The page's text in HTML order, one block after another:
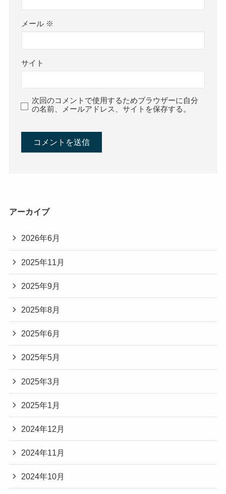
メール ※
サイト
次回のコメントで使用するためブラウザーに自分
の名前、メールアドレス、サイトを保存する。
アーカイブ
2026年6月
2025年11月
2025年9月
2025年8月
2025年6月
2025年5月
2025年3月
2025年1月
2024年12月
2024年11月
2024年10月